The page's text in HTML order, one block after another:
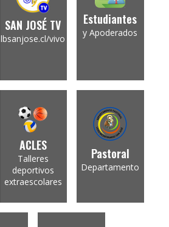
SAN JOSÉ TV
lbsanjose.cl/vivo
Estudiantes
y Apoderados
ACLES
Talleres
deportivos
extraescolares
Pastoral
Departamento